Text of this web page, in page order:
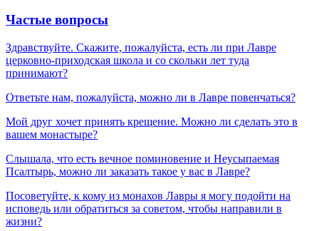
Частые вопросы
Здравствуйте. Скажите, пожалуйста, есть ли при Лавре
церковно-приходская школа и со скольки лет туда
принимают?
Ответьте нам, пожалуйста, можно ли в Лавре повенчаться?
Мой друг хочет принять крещение. Можно ли сделать это в
вашем монастыре?
Слышала, что есть вечное поминовение и Неусыпаемая
Псалтырь, можно ли заказать такое у вас в Лавре?
Посоветуйте, к кому из монахов Лавры я могу подойти на
исповедь или обратиться за советом, чтобы направили в
жизни?